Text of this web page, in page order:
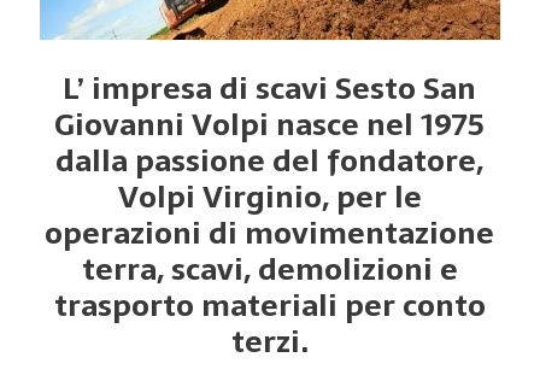
L’ impresa di scavi Sesto San
Giovanni Volpi nasce nel 1975
dalla passione del fondatore,
Volpi Virginio, per le
operazioni di movimentazione
terra, scavi, demolizioni e
trasporto materiali per conto
terzi.